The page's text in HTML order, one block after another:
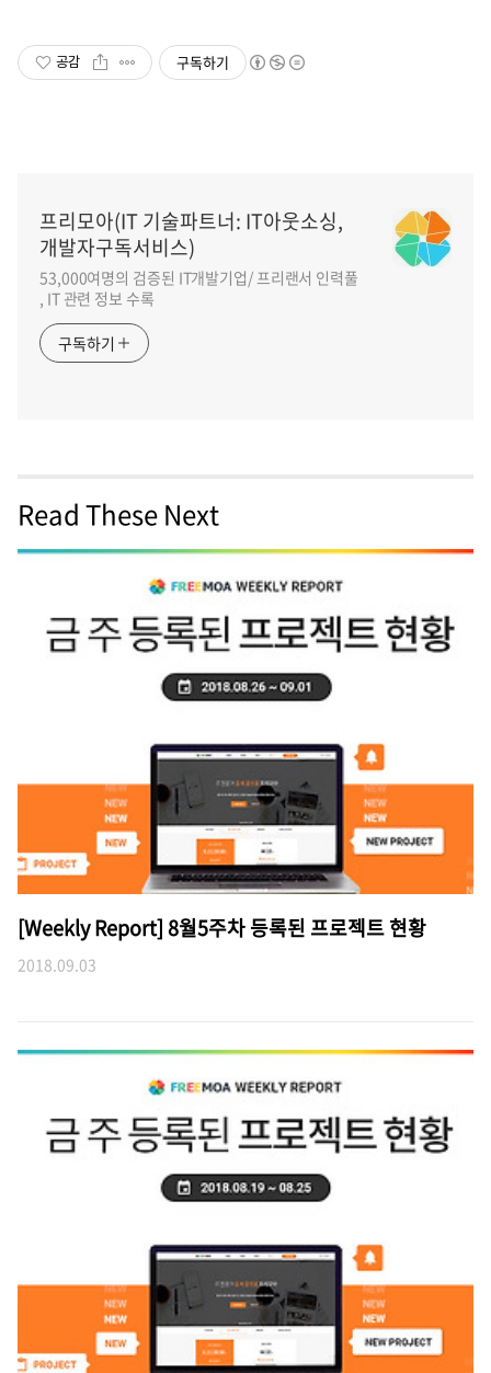
공감 구독하기
프리모아(IT 기술파트너: IT아웃소싱,
개발자구독서비스)
53,000여명의 검증된 IT개발기업/ 프리랜서 인력풀
, IT 관련 정보 수록
구독하기
Read These Next
[Weekly Report] 8월5주차 등록된 프로젝트 현황
2018.09.03